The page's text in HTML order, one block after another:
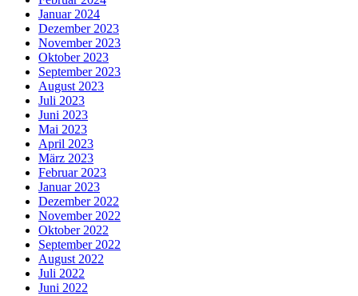
Januar 2024
Dezember 2023
November 2023
Oktober 2023
September 2023
August 2023
Juli 2023
Juni 2023
Mai 2023
April 2023
März 2023
Februar 2023
Januar 2023
Dezember 2022
November 2022
Oktober 2022
September 2022
August 2022
Juli 2022
Juni 2022